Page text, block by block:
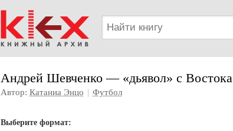
Андрей Шевченко — «дьявол» с Востока
Автор: Катаниа Энцо | Футбол
Выберите формат: